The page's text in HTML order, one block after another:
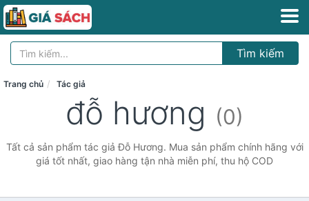
Tìm kiếm
Trang chủ Tác giả
đỗ hương (0)
Tất cả sản phẩm tác giả Đỗ Hương. Mua sản phẩm chính hãng với
giá tốt nhất, giao hàng tận nhà miễn phí, thu hộ COD